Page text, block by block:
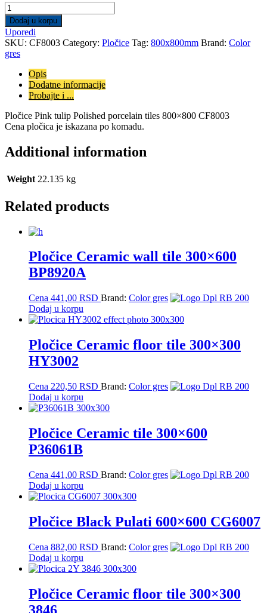
Pločice
Pink
tulip
Polished
porcelain
tiles
800x800
CF8003
quantity
Dodaj u korpu
Uporedi
SKU: CF8003 Category: Pločice Tag: 800x800mm Brand: Color
gres
Opis
Dodatne informacije
Probajte i ...
Pločice Pink tulip Polished porcelain tiles 800×800 CF8003
Cena pločica je iskazana po komadu.
Additional information
Weight 22.135 kg
Related products
Pločice Ceramic wall tile 300×600
BP8920A
Cena 441,00 RSD Brand: Color gres
Dodaj u korpu
Pločice Ceramic floor tile 300×300
HY3002
Cena 220,50 RSD Brand: Color gres
Dodaj u korpu
Pločice Ceramic tile 300×600
P36061B
Cena 441,00 RSD Brand: Color gres
Dodaj u korpu
Pločice Black Pulati 600×600 CG6007
Cena 882,00 RSD Brand: Color gres
Dodaj u korpu
Pločice Ceramic floor tile 300×300
3846